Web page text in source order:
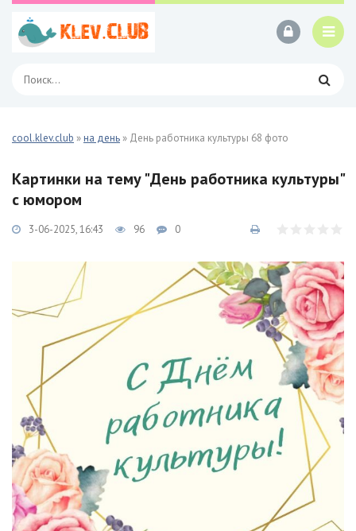
cool.klev.club »на день » День работника культуры 68 фото
Картинки на тему "День работника культуры"
с юмором
3-06-2025, 16:43 96 0